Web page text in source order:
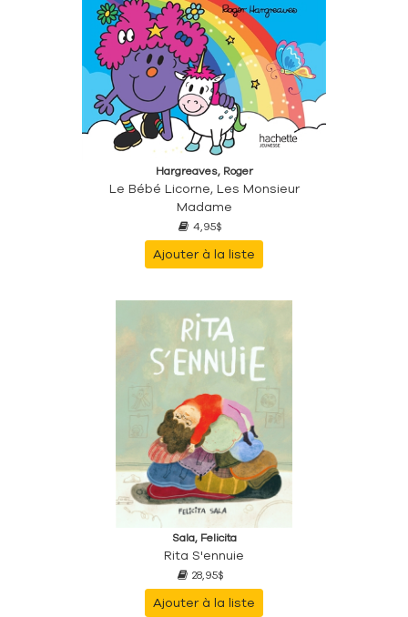
Hargreaves, Roger
Le Bébé Licorne, Les Monsieur
Madame
4,95$
Ajouter à la liste
Sala, Felicita
Rita S'ennuie
28,95$
Ajouter à la liste